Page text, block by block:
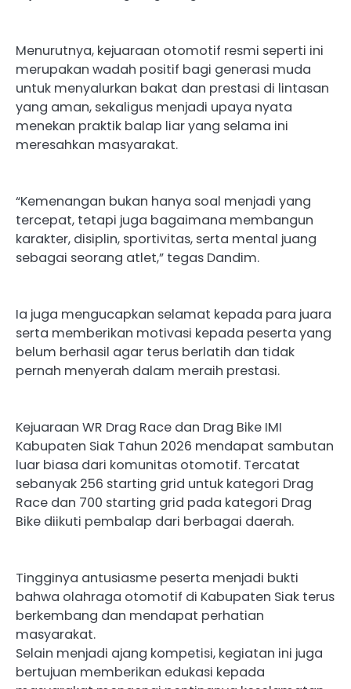
Menurutnya, kejuaraan otomotif resmi seperti ini
merupakan wadah positif bagi generasi muda
untuk menyalurkan bakat dan prestasi di lintasan
yang aman, sekaligus menjadi upaya nyata
menekan praktik balap liar yang selama ini
meresahkan masyarakat.
“Kemenangan bukan hanya soal menjadi yang
tercepat, tetapi juga bagaimana membangun
karakter, disiplin, sportivitas, serta mental juang
sebagai seorang atlet,” tegas Dandim.
Ia juga mengucapkan selamat kepada para juara
serta memberikan motivasi kepada peserta yang
belum berhasil agar terus berlatih dan tidak
pernah menyerah dalam meraih prestasi.
Kejuaraan WR Drag Race dan Drag Bike IMI
Kabupaten Siak Tahun 2026 mendapat sambutan
luar biasa dari komunitas otomotif. Tercatat
sebanyak 256 starting grid untuk kategori Drag
Race dan 700 starting grid pada kategori Drag
Bike diikuti pembalap dari berbagai daerah.
Tingginya antusiasme peserta menjadi bukti
bahwa olahraga otomotif di Kabupaten Siak terus
berkembang dan mendapat perhatian
masyarakat.
Selain menjadi ajang kompetisi, kegiatan ini juga
bertujuan memberikan edukasi kepada